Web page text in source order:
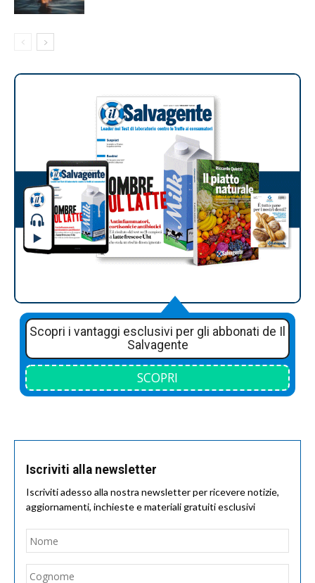
Scopri i vantaggi esclusivi per gli abbonati de Il
Salvagente
SCOPRI
Iscriviti alla newsletter
Iscriviti adesso alla nostra newsletter per ricevere notizie,
aggiornamenti, inchieste e materiali gratuiti esclusivi
Nome